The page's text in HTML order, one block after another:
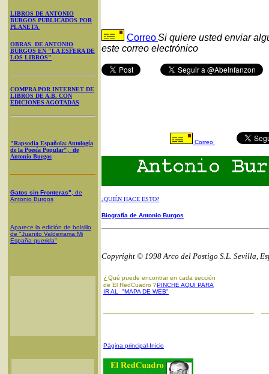
LIBROS DE ANTONIO
BURGOS PUBLICADOS POR
PLANETA
OBRAS DE ANTONIO
BURGOS EN "LA ESFERA DE
LOS LIBROS"
COMPRA POR INTERNET DE
LIBROS DE A.B. CON
EDICIONES AGOTADAS
"Rapsodia Española: Antología
de la Poesía Popular", de
Antonio Burgos
Gatos sin Fronteras" , de
Antonio Burgos
Aparece la edición de bolsillo
de "Juanito Valderrama:Mi
España querida"
CorreoSi quiere usted enviar
este correo electrónico
Correo
¿QUIÉN HACE ESTO?
Biografía de Antonio Burgos
Copyright © 1998 Arco del Postigo S.L. Sevilla,
¿ Qué puede encontrar en cada sección
de El RedCuadro ?PINCHE AQUI PARA
IR AL "MAPA DE WEB"
Página principal-Inicio